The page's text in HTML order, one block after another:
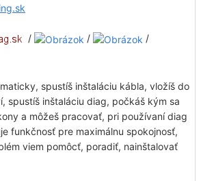
/ / /
spustíš inštaláciu kábla, vložíš do
spustíš inštaláciu diag, počkáš kým sa
a môžeš pracovať, pri používaní diag
funkčnosť pre maximálnu spokojnosť,
viem pomôcť, poradiť, nainštalovať